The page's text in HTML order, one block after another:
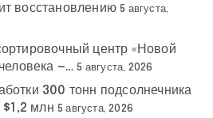
восстановлению 5 августа,
центр «Новой
—… 5 августа, 2026
300 тонн подсолнечника
$1,2 млн 5 августа, 2026